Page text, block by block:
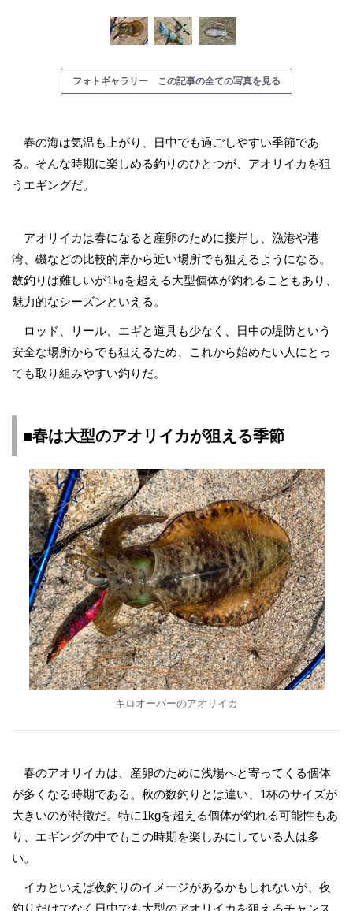
フォトギャラリー この記事の全ての写真を見る
春の海は気温も上がり、日中でも過ごしやすい季節であ
る。そんな時期に楽しめる釣りのひとつが、アオリイカを狙
うエギングだ。
アオリイカは春になると産卵のために接岸し、漁港や港
湾、磯などの比較的岸から近い場所でも狙えるようになる。
数釣りは難しいが1㎏を超える大型個体が釣れることもあり、
魅力的なシーズンといえる。
ロッド、リール、エギと道具も少なく、日中の堤防という
安全な場所からでも狙えるため、これから始めたい人にとっ
ても取り組みやすい釣りだ。
■春は大型のアオリイカが狙える季節
キロオーバーのアオリイカ
春のアオリイカは、産卵のために浅場へと寄ってくる個体
が多くなる時期である。秋の数釣りとは違い、1杯のサイズが
大きいのが特徴だ。特に1kgを超える個体が釣れる可能性もあ
り、エギングの中でもこの時期を楽しみにしている人は多
い。
イカといえば夜釣りのイメージがあるかもしれないが、夜
釣りだけでなく日中でも大型のアオリイカを狙えるチャンス